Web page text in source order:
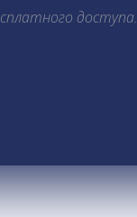
доступа.